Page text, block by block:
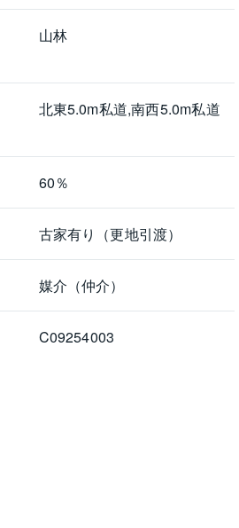
山林
北東5.0m私道,南西5.0m私道
60％
古家有り（更地引渡）
媒介（仲介）
C09254003